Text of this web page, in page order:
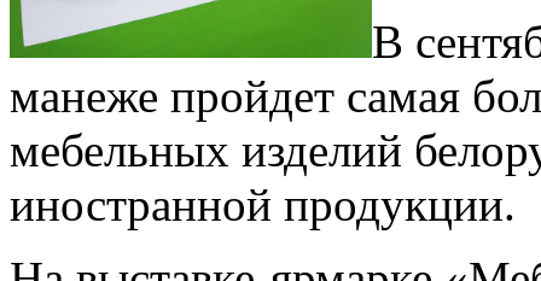
В
манеже пройдет самая
мебельных изделий
иностранной продукции.